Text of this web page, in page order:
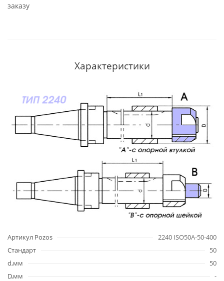
заказу
Характеристики
Артикул Pozos
2240 ISO50A-50-400
Стандарт
50
d,мм
50
D,мм
-